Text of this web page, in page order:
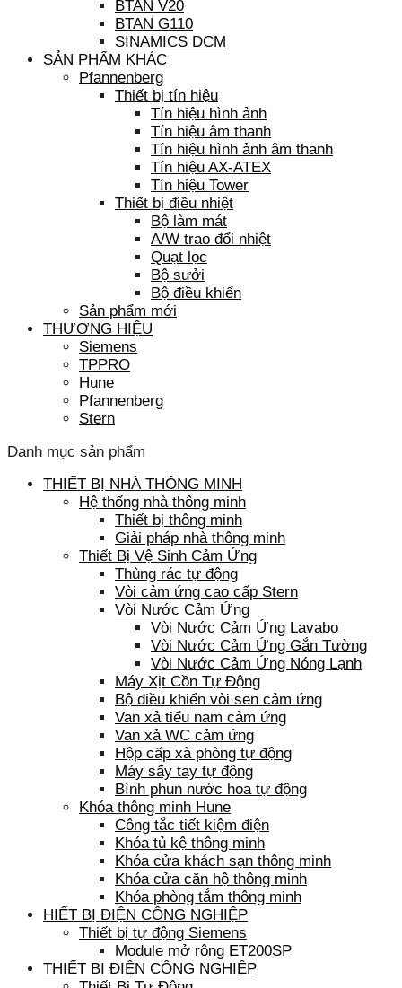
BTAN V20
BTAN G110
SINAMICS DCM
SẢN PHẨM KHÁC
Pfannenberg
Thiết bị tín hiệu
Tín hiệu hình ảnh
Tín hiệu âm thanh
Tín hiệu hình ảnh âm thanh
Tín hiệu AX-ATEX
Tín hiệu Tower
Thiết bị điều nhiệt
Bộ làm mát
A/W trao đổi nhiệt
Quạt lọc
Bộ sưởi
Bộ điều khiển
Sản phẩm mới
THƯƠNG HIỆU
Siemens
TPPRO
Hune
Pfannenberg
Stern
Danh mục sản phẩm
THIẾT BỊ NHÀ THÔNG MINH
Hệ thống nhà thông minh
Thiết bị thông minh
Giải pháp nhà thông minh
Thiết Bị Vệ Sinh Cảm Ứng
Thùng rác tự động
Vòi cảm ứng cao cấp Stern
Vòi Nước Cảm Ứng
Vòi Nước Cảm Ứng Lavabo
Vòi Nước Cảm Ứng Gắn Tường
Vòi Nước Cảm Ứng Nóng Lạnh
Máy Xịt Cồn Tự Động
Bộ điều khiển vòi sen cảm ứng
Van xả tiểu nam cảm ứng
Van xả WC cảm ứng
Hộp cấp xà phòng tự động
Máy sấy tay tự động
Bình phun nước hoa tự động
Khóa thông minh Hune
Công tắc tiết kiệm điện
Khóa tủ kệ thông minh
Khóa cửa khách sạn thông minh
Khóa cửa căn hộ thông minh
Khóa phòng tắm thông minh
HIẾT BỊ ĐIỆN CÔNG NGHIỆP
Thiết bị tự động Siemens
Module mở rộng ET200SP
THIẾT BỊ ĐIỆN CÔNG NGHIỆP